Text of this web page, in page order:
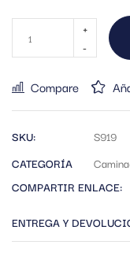
Compare
SKU:
S919
CATEGORÍA
COMPARTIR ENLACE:
ENTREGA Y